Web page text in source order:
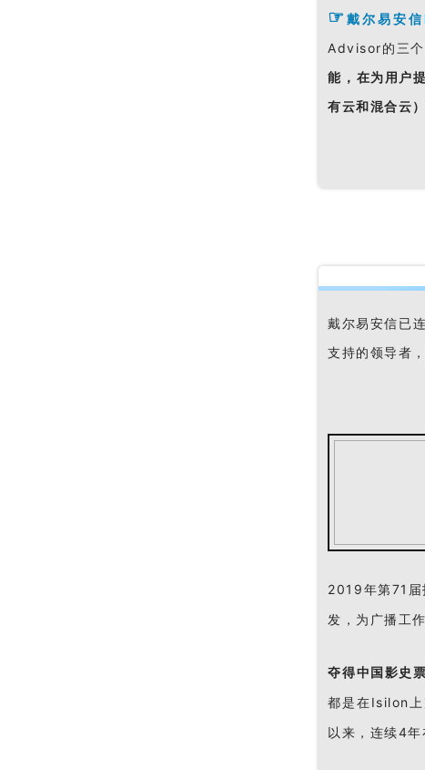
☞ 戴尔易安信
Advisor的三
能，在为用户
有云和混合云
戴尔易安信已
支持的领导者
2019年第71届
发 ，为广播工
夺得中国影史
都是在Isilon上
以来，连续4年